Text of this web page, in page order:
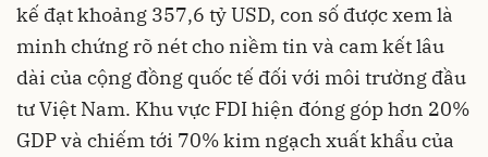
kế đạt khoảng 357,6 tỷ USD, con số được xem là
minh chứng rõ nét cho niềm tin và cam kết lâu
dài của cộng đồng quốc tế đối với môi trường đầu
tư Việt Nam. Khu vực FDI hiện đóng góp hơn 20%
GDP và chiếm tới 70% kim ngạch xuất khẩu của